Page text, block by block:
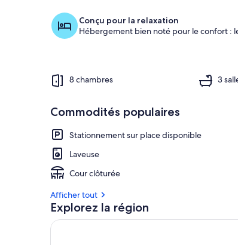
Conçu pour la relaxation
Hébergement bien noté pour le confort :
8 chambres 3
Commodités populaires
Stationnement sur place disponible
Laveuse
Cour clôturée
Afficher tout
Explorez la région